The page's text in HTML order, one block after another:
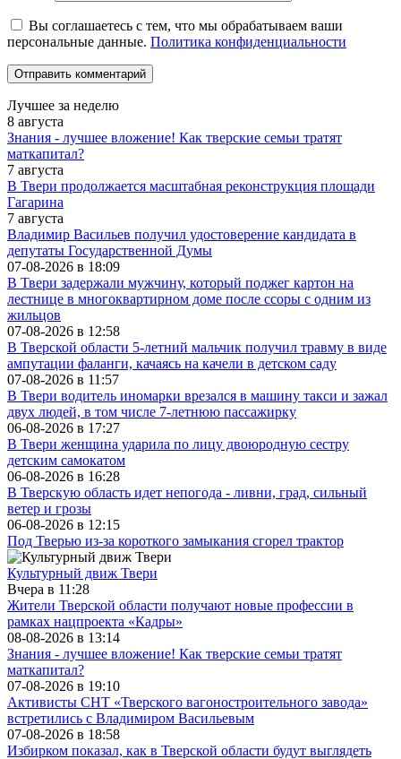
Вы соглашаетесь с тем, что мы обрабатываем ваши
персональные данные. Политика конфиденциальности
Лучшее за неделю
8 августа
Знания - лучшее вложение! Как тверские семьи тратят
маткапитал?
7 августа
В Твери продолжается масштабная реконструкция площади
Гагарина
7 августа
Владимир Васильев получил удостоверение кандидата в
депутаты Государственной Думы
07-08-2026 в 18:09
В Твери задержали мужчину, который поджег картон на
лестнице в многоквартирном доме после ссоры с одним из
жильцов
07-08-2026 в 12:58
В Тверской области 5-летний мальчик получил травму в виде
ампутации фаланги, качаясь на качели в детском саду
07-08-2026 в 11:57
В Твери водитель иномарки врезался в машину такси и зажал
двух людей, в том числе 7-летнюю пассажирку
06-08-2026 в 17:27
В Твери женщина ударила по лицу двоюродную сестру
детским самокатом
06-08-2026 в 16:28
В Тверскую область идет непогода - ливни, град, сильный
ветер и грозы
06-08-2026 в 12:15
Под Тверью из-за короткого замыкания сгорел трактор
Культурный движ Твери
Вчера в 11:28
Жители Тверской области получают новые профессии в
рамках нацпроекта «Кадры»
08-08-2026 в 13:14
Знания - лучшее вложение! Как тверские семьи тратят
маткапитал?
07-08-2026 в 19:10
Активисты СНТ «Тверского вагоностроительного завода»
встретились с Владимиром Васильевым
07-08-2026 в 18:58
Избирком показал, как в Тверской области будут выглядеть